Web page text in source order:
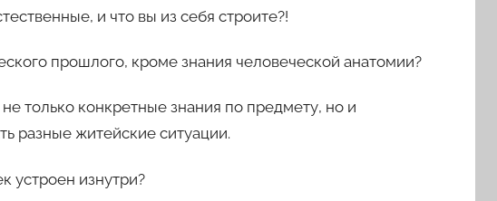
и что вы из себя строите?!
прошлого, кроме знания человеческой анатомии?
только конкретные знания по предмету, но и
разные житейские ситуации.
устроен изнутри?